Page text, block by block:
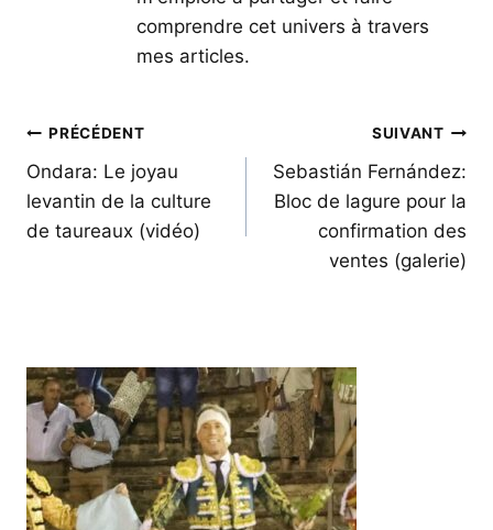
comprendre cet univers à travers
mes articles.
Navigation
de
l’article
PRÉCÉDENT
Ondara: Le joyau
levantin de la culture
de taureaux (vidéo)
SUIVANT
Sebastián Fernández:
Bloc de lagure pour la
confirmation des
ventes (galerie)